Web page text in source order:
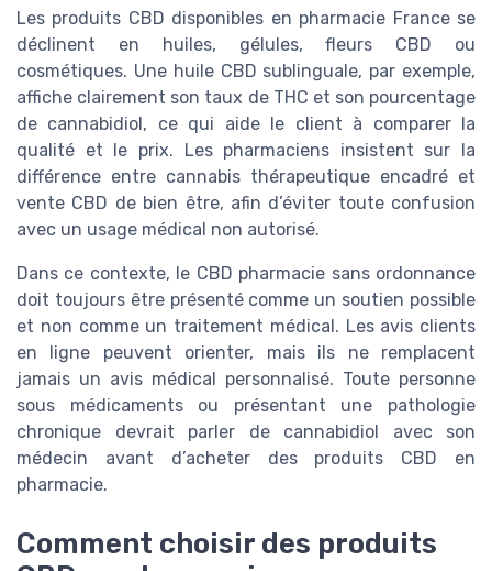
Les produits CBD disponibles en pharmacie France se
déclinent en huiles, gélules, fleurs CBD ou
cosmétiques. Une huile CBD sublinguale, par exemple,
affiche clairement son taux de THC et son pourcentage
de cannabidiol, ce qui aide le client à comparer la
qualité et le prix. Les pharmaciens insistent sur la
différence entre cannabis thérapeutique encadré et
vente CBD de bien être, afin d’éviter toute confusion
avec un usage médical non autorisé.
Dans ce contexte, le CBD pharmacie sans ordonnance
doit toujours être présenté comme un soutien possible
et non comme un traitement médical. Les avis clients
en ligne peuvent orienter, mais ils ne remplacent
jamais un avis médical personnalisé. Toute personne
sous médicaments ou présentant une pathologie
chronique devrait parler de cannabidiol avec son
médecin avant d’acheter des produits CBD en
pharmacie.
Comment choisir des produits